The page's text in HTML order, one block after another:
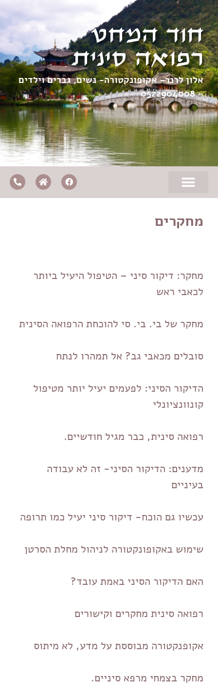
חוד המחט
רפואה סינית
אלון לרנר- אקופונקטורה- נשים, גברים וילדים
–
0522904008
מחקרים
מחקר: דיקור סיני – הטיפול היעיל ביותר
לכאבי ראש
מחקר של בי. בי. סי להוכחת הרפואה הסינית
סובלים מכאבי גב? אל תמהרו לנתח
הדיקור הסיני: לפעמים יעיל יותר מטיפול
קונוונציונלי
רפואה סינית, כבר מגיל חודשיים.
מדענים: הדיקור הסיני- זה לא עבודה
בעיניים
עכשיו גם הוכח- דיקור סיני יעיל כמו תרופה
שימוש באקופונקטורה לניהול מחלת הסרטן
האם הדיקור הסיני באמת עובד?
רפואה סינית מחקרים וקישורים
אקופנקטורה מבוססת על מדע, לא מיתוס
מחקר בצמחי מרפא סיניים.